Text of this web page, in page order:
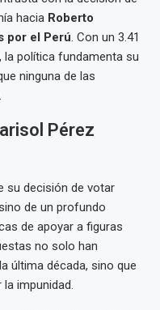
hacia Roberto
por el Perú. Con un 3.41
la política fundamenta su
ninguna de las
Pérez
su decisión de votar
de un profundo
de apoyar a figuras
no solo han
última década, sino que
impunidad.